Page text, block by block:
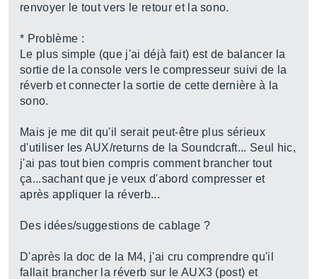
renvoyer le tout vers le retour et la sono.
* Problème :
Le plus simple (que j'ai déjà fait) est de balancer la
sortie de la console vers le compresseur suivi de la
réverb et connecter la sortie de cette dernière à la
sono.
Mais je me dit qu'il serait peut-être plus sérieux
d'utiliser les AUX/returns de la Soundcraft... Seul hic,
j'ai pas tout bien compris comment brancher tout
ça...sachant que je veux d'abord compresser et
après appliquer la réverb...
Des idées/suggestions de cablage ?
D'après la doc de la M4, j'ai cru comprendre qu'il
fallait brancher la réverb sur le AUX3 (post) et